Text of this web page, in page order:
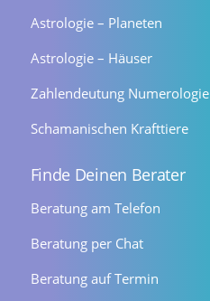
Astrologie – Planeten
Astrologie – Häuser
Zahlendeutung Numerologie
Schamanischen Krafttiere
Finde Deinen Berater
Beratung am Telefon
Beratung per Chat
Beratung auf Termin